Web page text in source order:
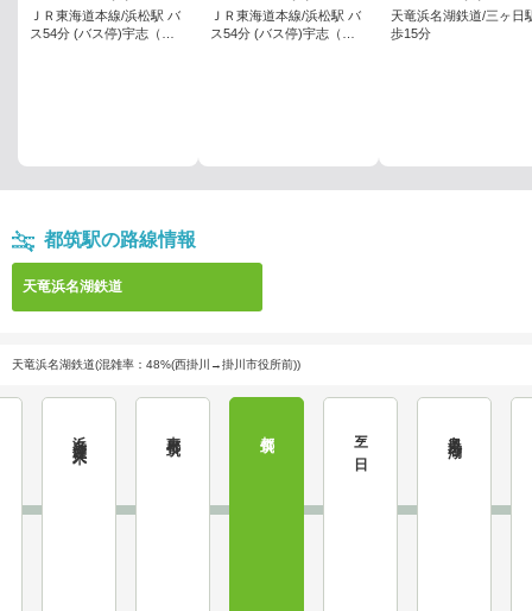
ＪＲ東海道本線/浜松駅 バ
ス54分 (バス停)宇志（バ
ＪＲ東海道本線/浜松駅 バ
ス54分 (バス停)宇志（バ
天竜浜名湖鉄道/三ヶ日
歩15分
都筑駅の路線情報
天竜浜名湖鉄道
天竜浜名湖鉄道(混雑率：48%(西掛川→掛川市役所前))
浜名湖佐久米 三ヶ日